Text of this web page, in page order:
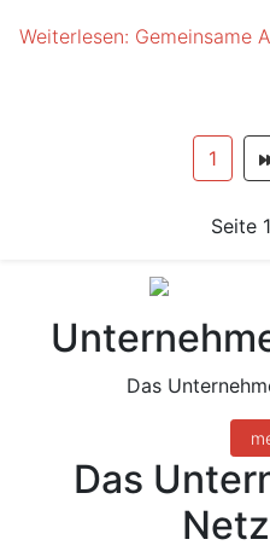
Weiterlesen: Gemeinsame
1
Seite
Das
Das